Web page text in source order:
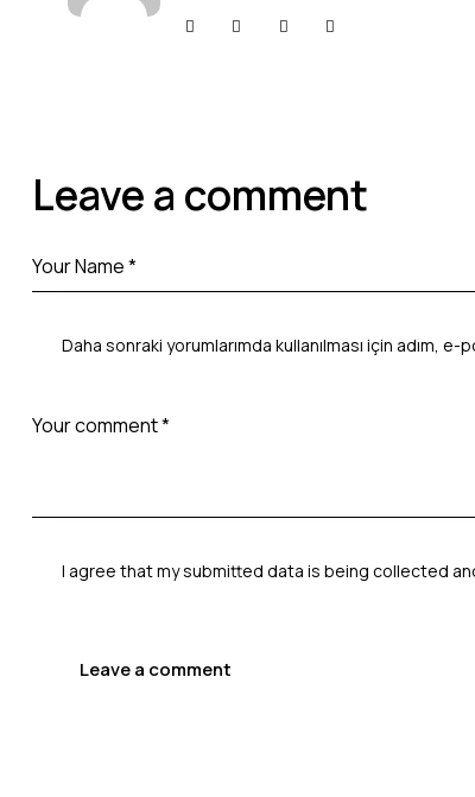
Leave a comment
Daha sonraki yorumlarımda kullanılması için adım,
I agree that my submitted data is beingcollected